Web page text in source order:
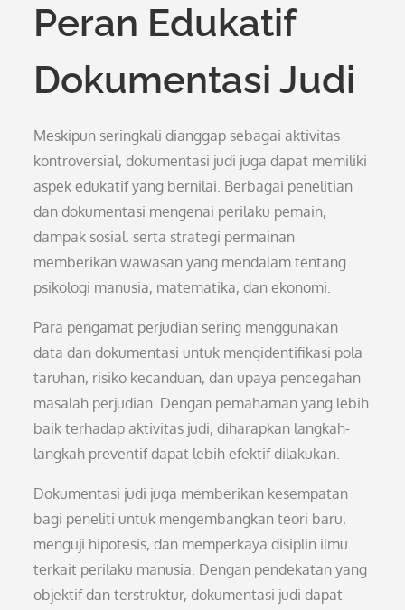
Peran Edukatif
Dokumentasi Judi
Meskipun seringkali dianggap sebagai aktivitas
kontroversial, dokumentasi judi juga dapat memiliki
aspek edukatif yang bernilai. Berbagai penelitian
dan dokumentasi mengenai perilaku pemain,
dampak sosial, serta strategi permainan
memberikan wawasan yang mendalam tentang
psikologi manusia, matematika, dan ekonomi.
Para pengamat perjudian sering menggunakan
data dan dokumentasi untuk mengidentifikasi pola
taruhan, risiko kecanduan, dan upaya pencegahan
masalah perjudian. Dengan pemahaman yang lebih
baik terhadap aktivitas judi, diharapkan langkah-
langkah preventif dapat lebih efektif dilakukan.
Dokumentasi judi juga memberikan kesempatan
bagi peneliti untuk mengembangkan teori baru,
menguji hipotesis, dan memperkaya disiplin ilmu
terkait perilaku manusia. Dengan pendekatan yang
objektif dan terstruktur, dokumentasi judi dapat